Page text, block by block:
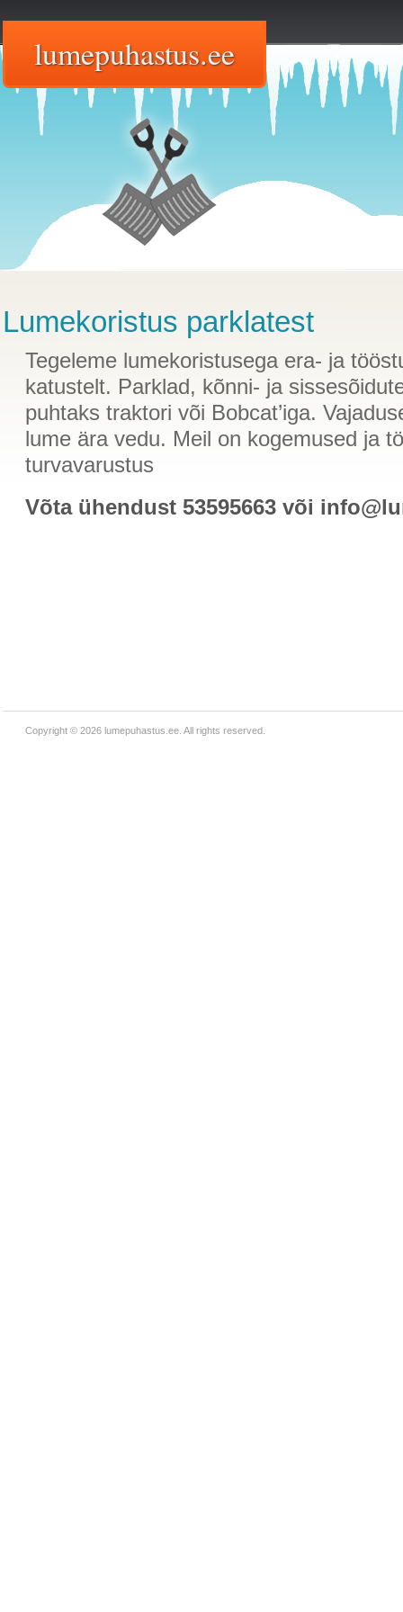
lumepuhastus.ee
Lumekoristus parklatest
Tegeleme lumekoristusega era- ja
katustelt. Parklad, kõnni- ja
puhtaks traktori või Bobcat’iga.
lume ära vedu. Meil on kogemused ja
turvavarustus
Võta ühendust 53595663 või
Copyright © 2026 lumepuhastus.ee. All rights reserved.